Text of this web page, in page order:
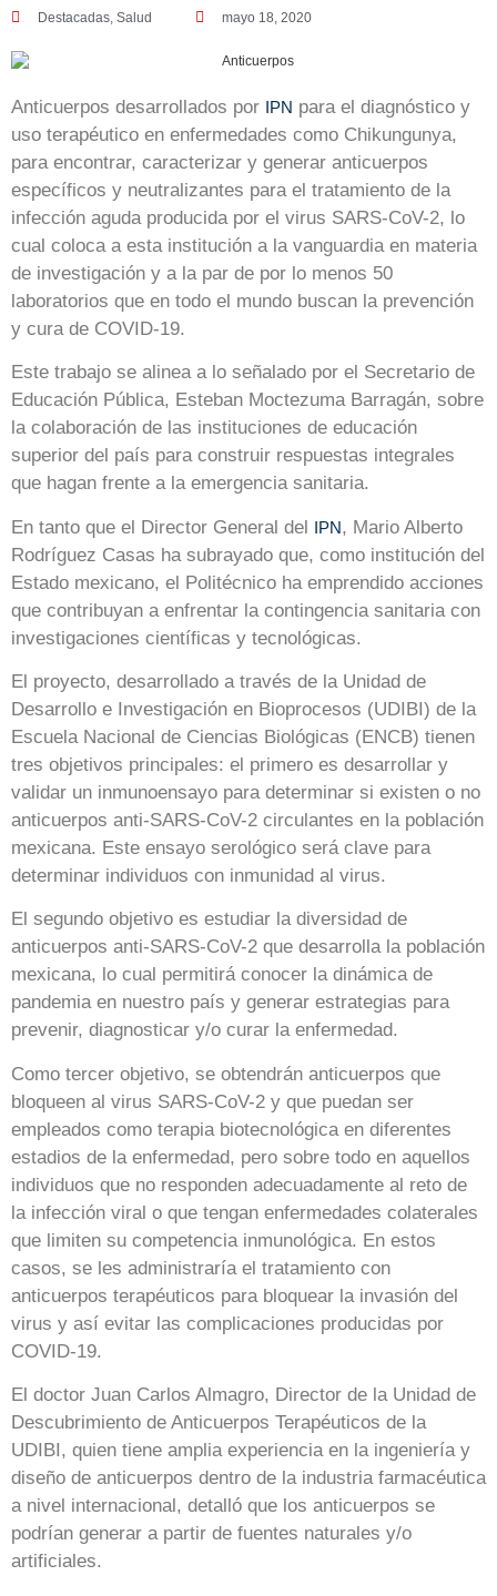
Destacadas, Salud mayo 18, 2020
Anticuerpos desarrollados por IPN para el diagnóstico y
uso terapéutico en enfermedades como Chikungunya,
para encontrar, caracterizar y generar anticuerpos
específicos y neutralizantes para el tratamiento de la
infección aguda producida por el virus SARS-CoV-2, lo
cual coloca a esta institución a la vanguardia en materia
de investigación y a la par de por lo menos 50
laboratorios que en todo el mundo buscan la prevención
y cura de COVID-19.
Este trabajo se alinea a lo señalado por el Secretario de
Educación Pública, Esteban Moctezuma Barragán, sobre
la colaboración de las instituciones de educación
superior del país para construir respuestas integrales
que hagan frente a la emergencia sanitaria.
En tanto que el Director General del IPN, Mario Alberto
Rodríguez Casas ha subrayado que, como institución del
Estado mexicano, el Politécnico ha emprendido acciones
que contribuyan a enfrentar la contingencia sanitaria con
investigaciones científicas y tecnológicas.
El proyecto, desarrollado a través de la Unidad de
Desarrollo e Investigación en Bioprocesos (UDIBI) de la
Escuela Nacional de Ciencias Biológicas (ENCB) tienen
tres objetivos principales: el primero es desarrollar y
validar un inmunoensayo para determinar si existen o no
anticuerpos anti-SARS-CoV-2 circulantes en la población
mexicana. Este ensayo serológico será clave para
determinar individuos con inmunidad al virus.
El segundo objetivo es estudiar la diversidad de
anticuerpos anti-SARS-CoV-2 que desarrolla la población
mexicana, lo cual permitirá conocer la dinámica de
pandemia en nuestro país y generar estrategias para
prevenir, diagnosticar y/o curar la enfermedad.
Como tercer objetivo, se obtendrán anticuerpos que
bloqueen al virus SARS-CoV-2 y que puedan ser
empleados como terapia biotecnológica en diferentes
estadios de la enfermedad, pero sobre todo en aquellos
individuos que no responden adecuadamente al reto de
la infección viral o que tengan enfermedades colaterales
que limiten su competencia inmunológica. En estos
casos, se les administraría el tratamiento con
anticuerpos terapéuticos para bloquear la invasión del
virus y así evitar las complicaciones producidas por
COVID-19.
El doctor Juan Carlos Almagro, Director de la Unidad de
Descubrimiento de Anticuerpos Terapéuticos de la
UDIBI, quien tiene amplia experiencia en la ingeniería y
diseño de anticuerpos dentro de la industria farmacéutica
a nivel internacional, detalló que los anticuerpos se
podrían generar a partir de fuentes naturales y/o
artificiales.